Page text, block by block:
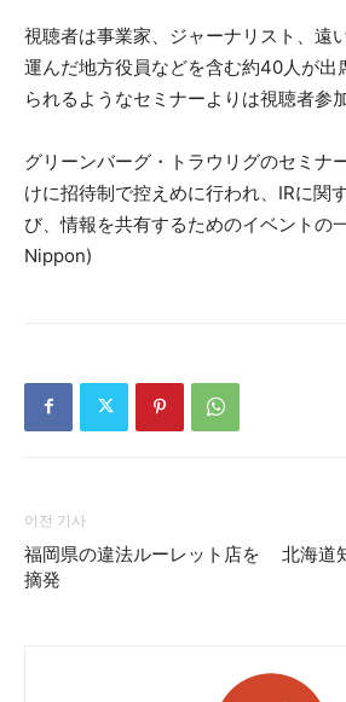
視聴者は事業家、ジャーナリスト、遠
運んだ地方役員などを含む約40人が出
られるようなセミナーよりは視聴者参
グリーンバーグ・トラウリグのセミナ
けに招待制で控えめに行われ、IRに関
び、情報を共有するためのイベントの
Nippon)
이전 기사
福岡県の違法ルーレット店を
摘発
北海道